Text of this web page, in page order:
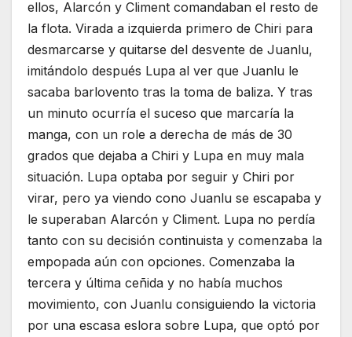
ellos, Alarcón y Climent comandaban el resto de
la flota. Virada a izquierda primero de Chiri para
desmarcarse y quitarse del desvente de Juanlu,
imitándolo después Lupa al ver que Juanlu le
sacaba barlovento tras la toma de baliza. Y tras
un minuto ocurría el suceso que marcaría la
manga, con un role a derecha de más de 30
grados que dejaba a Chiri y Lupa en muy mala
situación. Lupa optaba por seguir y Chiri por
virar, pero ya viendo cono Juanlu se escapaba y
le superaban Alarcón y Climent. Lupa no perdía
tanto con su decisión continuista y comenzaba la
empopada aún con opciones. Comenzaba la
tercera y última ceñida y no había muchos
movimiento, con Juanlu consiguiendo la victoria
por una escasa eslora sobre Lupa, que optó por